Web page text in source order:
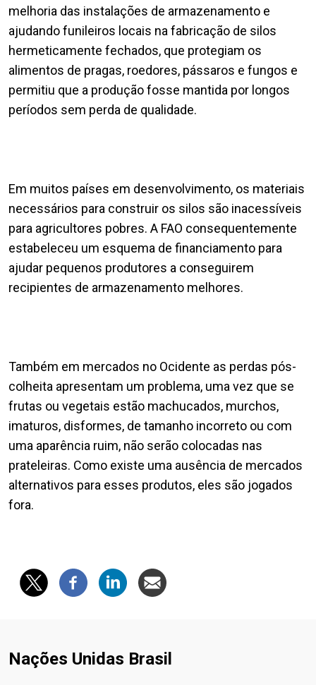
melhoria das instalações de armazenamento e
ajudando funileiros locais na fabricação de silos
hermeticamente fechados, que protegiam os
alimentos de pragas, roedores, pássaros e fungos e
permitiu que a produção fosse mantida por longos
períodos sem perda de qualidade.
Em muitos países em desenvolvimento, os materiais
necessários para construir os silos são inacessíveis
para agricultores pobres. A FAO consequentemente
estabeleceu um esquema de financiamento para
ajudar pequenos produtores a conseguirem
recipientes de armazenamento melhores.
Também em mercados no Ocidente as perdas pós-
colheita apresentam um problema, uma vez que se
frutas ou vegetais estão machucados, murchos,
imaturos, disformes, de tamanho incorreto ou com
uma aparência ruim, não serão colocadas nas
prateleiras. Como existe uma ausência de mercados
alternativos para esses produtos, eles são jogados
fora.
Nações Unidas Brasil